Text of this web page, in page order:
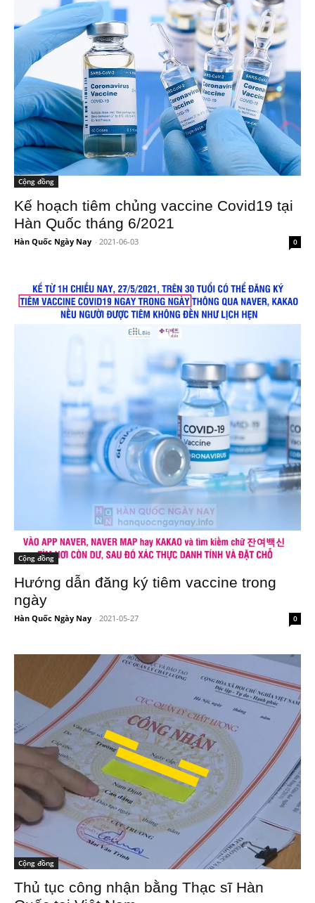
Cộng đồng
Kế hoạch tiêm chủng vaccine Covid19 tại
Hàn Quốc tháng 6/2021
Hàn Quốc Ngày Nay - 2021-06-03 0
Cộng đồng
Hướng dẫn đăng ký tiêm vaccine trong
ngày
Hàn Quốc Ngày Nay - 2021-05-27 0
Cộng đồng
Thủ tục công nhận bằng Thạc sĩ Hàn